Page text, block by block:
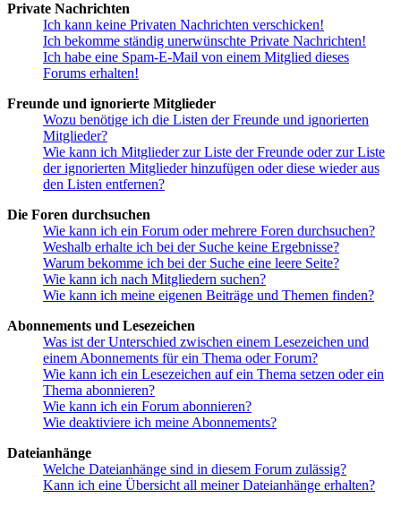
Private Nachrichten
Ich kann keine Privaten Nachrichten verschicken!
Ich bekomme ständig unerwünschte Private Nachrichten!
Ich habe eine Spam-E-Mail von einem Mitglied dieses
Forums erhalten!
Freunde und ignorierte Mitglieder
Wozu benötige ich die Listen der Freunde und ignorierten
Mitglieder?
Wie kann ich Mitglieder zur Liste der Freunde oder zur Liste
der ignorierten Mitglieder hinzufügen oder diese wieder aus
den Listen entfernen?
Die Foren durchsuchen
Wie kann ich ein Forum oder mehrere Foren durchsuchen?
Weshalb erhalte ich bei der Suche keine Ergebnisse?
Warum bekomme ich bei der Suche eine leere Seite?
Wie kann ich nach Mitgliedern suchen?
Wie kann ich meine eigenen Beiträge und Themen finden?
Abonnements und Lesezeichen
Was ist der Unterschied zwischen einem Lesezeichen und
einem Abonnements für ein Thema oder Forum?
Wie kann ich ein Lesezeichen auf ein Thema setzen oder ein
Thema abonnieren?
Wie kann ich ein Forum abonnieren?
Wie deaktiviere ich meine Abonnements?
Dateianhänge
Welche Dateianhänge sind in diesem Forum zulässig?
Kann ich eine Übersicht all meiner Dateianhänge erhalten?